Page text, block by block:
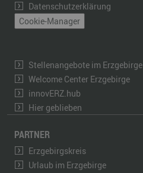
Datenschutzerklärung
Cookie-Manager
Stellenangebote im Erzgebirge
Welcome Center Erzgebirge
innovERZ.hub
Hier geblieben
PARTNER
Erzgebirgskreis
Urlaub im Erzgebirge